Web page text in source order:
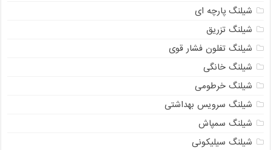
شیلنگ پارچه‌ ای
شیلنگ تزریق
شیلنگ تفلون فشار قوی
شیلنگ خانگی
شیلنگ خرطومی
شیلنگ سرویس بهداشتی
شیلنگ سمپاش
شیلنگ سیلیکونی